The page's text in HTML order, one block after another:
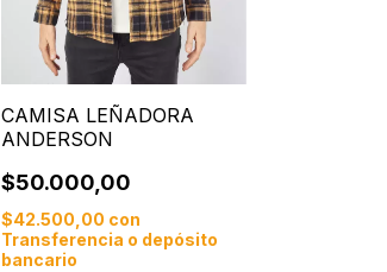
CAMISA LEÑADORA
ANDERSON
$50.000,00
$42.500,00 con
Transferencia o depósito
bancario